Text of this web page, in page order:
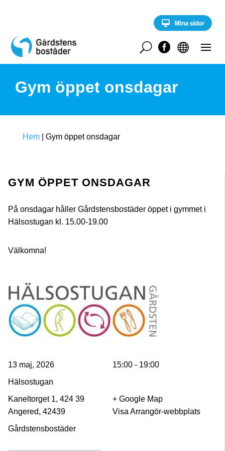
c
n


U
Gym öppet onsdagar
Hem Gym öppet onsdagar
GYM ÖPPET ONSDAGAR
På onsdagar håller Gårdstensbostäder öppet i gymmet i
Hälsostugan kl. 15.00-19.00
Välkomna!
13 maj, 2026
15:00 - 19:00
Hälsostugan
Kaneltorget 1, 424 39
Angered, 42439
+ Google Map
Gårdstensbostäder
Visa Arrangör-webbplats